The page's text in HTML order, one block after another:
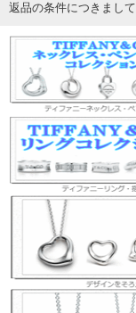
返品の条件につきまして